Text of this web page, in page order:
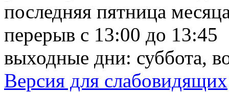
последняя пятница
перерыв с 13:00 до 13:45
выходные дни: суббота,
Версия для слабовидящих